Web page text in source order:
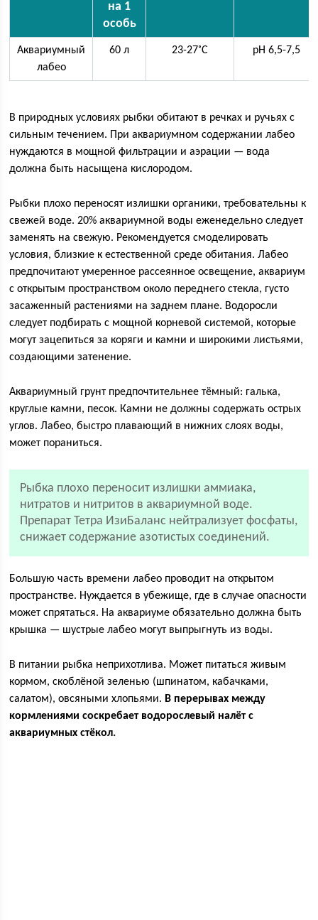
на 1
особь
Аквариумный
лабео
60 л 23-27˚С pH 6,5-7,5
В природных условиях рыбки обитают в речках и ручьях с
сильным течением. При аквариумном содержании лабео
нуждаются в мощной фильтрации и аэрации — вода
должна быть насыщена кислородом.
Рыбки плохо переносят излишки органики, требовательны к
свежей воде. 20% аквариумной воды еженедельно следует
заменять на свежую. Рекомендуется смоделировать
условия, близкие к естественной среде обитания. Лабео
предпочитают умеренное рассеянное освещение, аквариум
с открытым пространством около переднего стекла, густо
засаженный растениями на заднем плане. Водоросли
следует подбирать с мощной корневой системой, которые
могут зацепиться за коряги и камни и широкими листьями,
создающими затенение.
Аквариумный грунт предпочтительнее тёмный: галька,
круглые камни, песок. Камни не должны содержать острых
углов. Лабео, быстро плавающий в нижних слоях воды,
может пораниться.
Рыбка плохо переносит излишки аммиака,
нитратов и нитритов в аквариумной воде.
Препарат Тетра ИзиБаланс нейтрализует фосфаты,
снижает содержание азотистых соединений.
Большую часть времени лабео проводит на открытом
пространстве. Нуждается в убежище, где в случае опасности
может спрятаться. На аквариуме обязательно должна быть
крышка — шустрые лабео могут выпрыгнуть из воды.
В питании рыбка неприхотлива. Может питаться живым
кормом, скоблёной зеленью (шпинатом, кабачками,
салатом), овсяными хлопьями. В перерывах между
кормлениями соскребает водорослевый налёт с
аквариумных стёкол.